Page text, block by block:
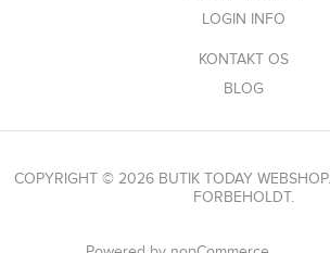
LOGIN INFO
KONTAKT OS
BLOG
COPYRIGHT © 2026 BUTIK TODAY
FORBEHOLDT.